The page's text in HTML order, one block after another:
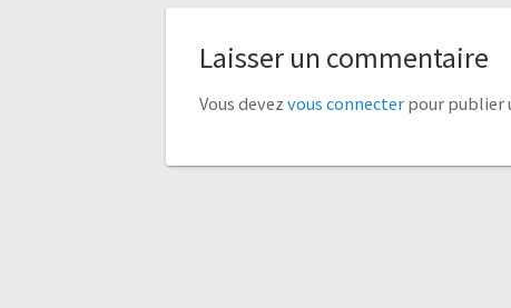
Laisser un commentaire
Vous devezvous connecter pour publier